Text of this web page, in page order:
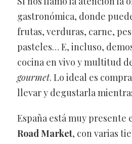
gastronómica, donde
frutas, verduras, carne,
pasteles… E, incluso,
cocina en vivo y multitud
gourmet. Lo ideal es
llevar y degustarla
España está muy presente
Road Market, con varias